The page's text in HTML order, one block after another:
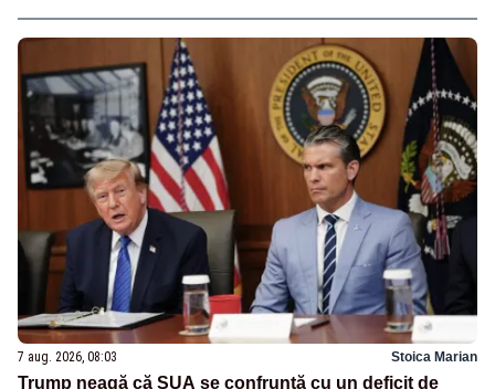
7 aug. 2026, 08:03 Stoica Marian
Trump neagă că SUA se confruntă cu un deficit de